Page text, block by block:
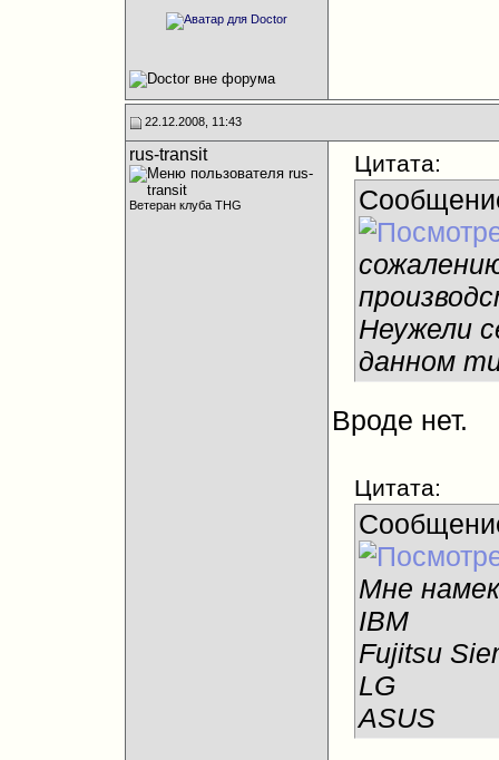
22.12.2008, 11:43
rus-transit
Ветеран клуба THG
Цитата:
Неужели
данном
Вроде нет.
Цитата:
Мне
IBM
Fujitsu
LG
ASUS